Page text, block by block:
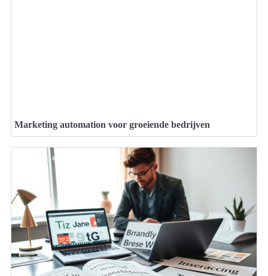
Marketing automation voor groeiende bedrijven